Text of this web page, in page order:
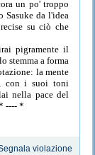
un po' troppo
Sasuke da l'idea
su ciò che
pigramente il
stemma a forma
la mente
con i suoi toni
nella pace del
---- *
violazione